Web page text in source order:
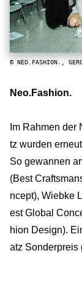
© NEO.FASHION.,
Neo.Fashion.
Im Rahmen
tz wurden
So gewannen
(Best
ncept), Wiebke
est Global
hion Design).
atz Sonderpreis